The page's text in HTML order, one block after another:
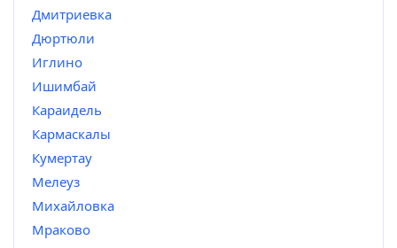
Дмитриевка
Дюртюли
Иглино
Ишимбай
Караидель
Кармаскалы
Кумертау
Мелеуз
Михайловка
Мраково